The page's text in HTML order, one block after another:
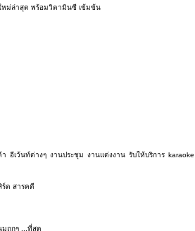
หม่ล่าสุด พร้อมวิตามินซี เข้มข้น
อีเว้นท์ต่างๆ งานประชุม งานแต่งงาน รับให้บริการ karaoke
ร์ต สารคดี
มถูกๆ ...ที่สุด